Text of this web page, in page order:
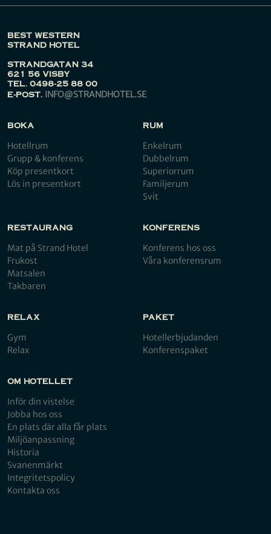
BEST WESTERN
STRAND HOTEL
STRANDGATAN 34
621 56 VISBY
TEL. 0498-25 88 00
E-POST.
INFO@STRANDHOTEL.SE
BOKA
Hotellrum
Grupp & konferens
Köp presentkort
Lös in presentkort
RUM
Enkelrum
Dubbelrum
Superiorrum
Familjerum
Svit
RESTAURANG
Mat på Strand Hotel
Frukost
Matsalen
Takbaren
KONFERENS
Konferens hos oss
Våra konferensrum
RELAX
Gym
Relax
PAKET
Hotellerbjudanden
Konferenspaket
OM HOTELLET
Inför din vistelse
Jobba hos oss
En plats där alla får plats
Miljöanpassning
Historia
Svanenmärkt
Integritetspolicy
Kontakta oss